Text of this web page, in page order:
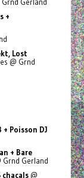
+
Lost
@ Grnd
+ Poisson DJ
+ Bare
Grnd Gerland
chacals@